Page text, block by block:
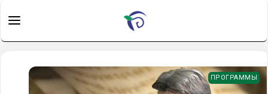
ПРОГРАММЫ